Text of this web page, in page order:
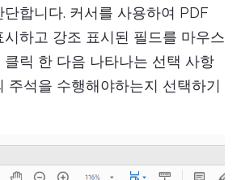
합니다. 커서를 사용하여 PDF
하고 강조 표시된 필드를 마우스
클릭 한 다음 나타나는 선택 사항
주석을 수행해야하는지 선택하기